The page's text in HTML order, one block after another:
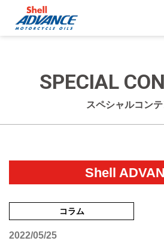
SPECIAL
スペシャルコン
Shell
コラム
2022/05/25